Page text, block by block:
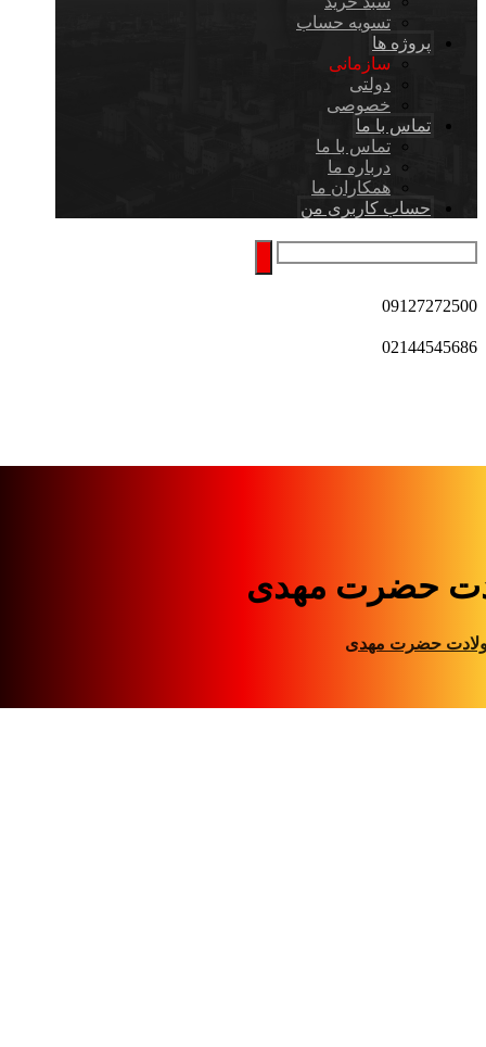
تسویه حساب
پروژه ها
سازمانی
دولتی
خصوصی
تماس با ما
تماس با ما
درباره ما
همکاران ما
حساب کاربری من
09127272500
02144545686
حضرت مهدی
حضرت مهدی